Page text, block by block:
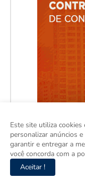
Este site utiliza
personalizar anúncios
garantir e entregar a
você concorda com a
Aceitar !